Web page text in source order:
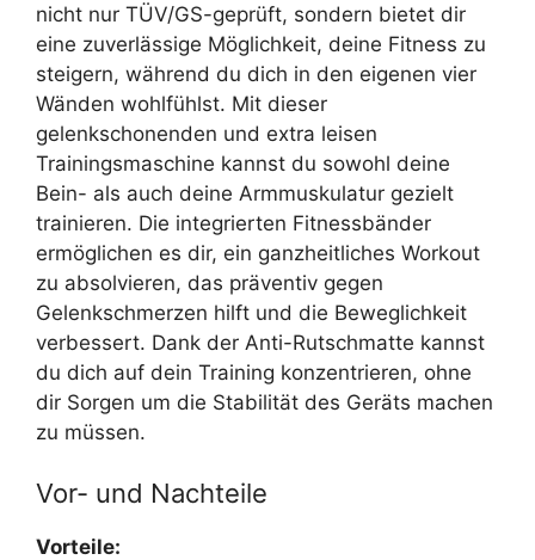
nicht nur TÜV/GS-geprüft, sondern bietet dir
eine zuverlässige Möglichkeit, deine Fitness zu
steigern, während du dich in den eigenen vier
Wänden wohlfühlst. Mit dieser
gelenkschonenden und extra leisen
Trainingsmaschine kannst du sowohl deine
Bein- als auch deine Armmuskulatur gezielt
trainieren. Die integrierten Fitnessbänder
ermöglichen es dir, ein ganzheitliches Workout
zu absolvieren, das präventiv gegen
Gelenkschmerzen hilft und die Beweglichkeit
verbessert. Dank der Anti-Rutschmatte kannst
du dich auf dein Training konzentrieren, ohne
dir Sorgen um die Stabilität des Geräts machen
zu müssen.
Vor- und Nachteile
Vorteile: